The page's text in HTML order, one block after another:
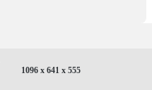
1096 x 641 x 555